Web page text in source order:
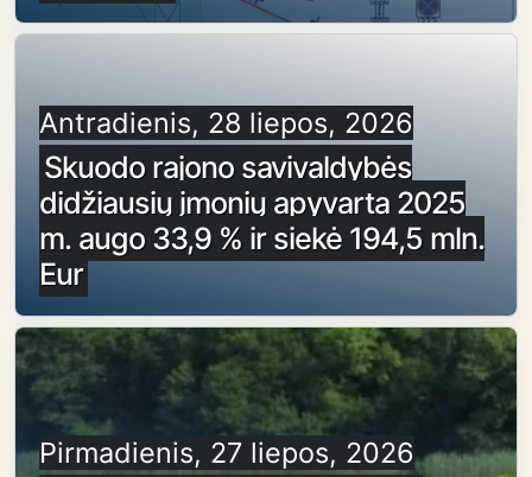
Antradienis, 28 liepos, 2026
Skuodo rajono savivaldybės
didžiausių įmonių apyvarta 2025
m. augo 33,9 % ir siekė 194,5 mln.
Eur
Pirmadienis, 27 liepos, 2026